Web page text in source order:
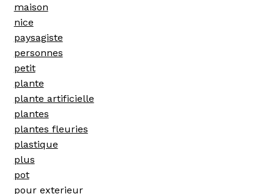
maison
nice
paysagiste
personnes
petit
plante
plante artificielle
plantes
plantes fleuries
plastique
plus
pot
pour exterieur